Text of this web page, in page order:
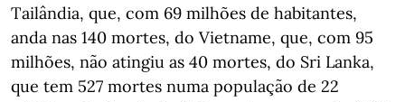
Tailândia, que, com 69 milhões de habitantes,
anda nas 140 mortes, do Vietname, que, com 95
milhões, não atingiu as 40 mortes, do Sri Lanka,
que tem 527 mortes numa população de 22